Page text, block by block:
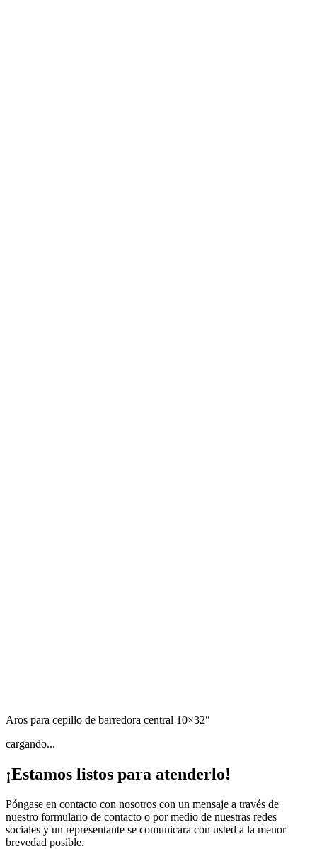
Aros para cepillo de barredora central 10×32″
cargando...
¡Estamos listos para atenderlo!
Póngase en contacto con nosotros con un mensaje a través de
nuestro formulario de contacto o por medio de nuestras redes
sociales y un representante se comunicara con usted a la menor
brevedad posible.